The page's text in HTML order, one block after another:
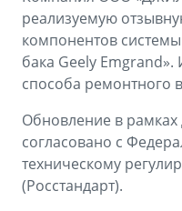
реализуемую
компонентов
бака Geely
способа ремонтного
Обновление в
согласовано с
техническому
(Росстандарт).